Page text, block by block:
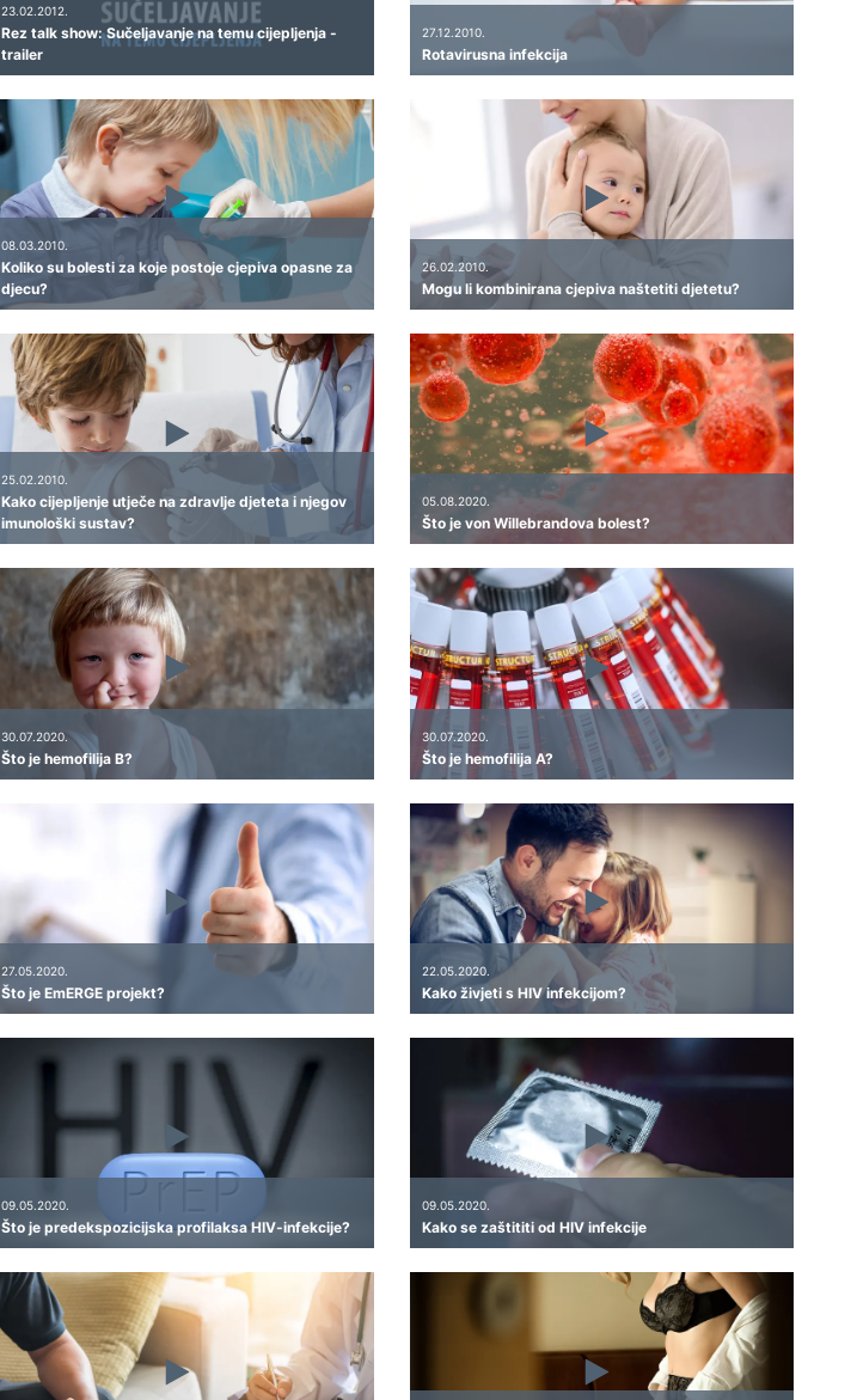
23.02.2012.
Rez talk show: Sučeljavanje na temu cijepljenja -
trailer
27.12.2010.
Rotavirusna infekcija
08.03.2010.
Koliko su bolesti za koje postoje cjepiva opasne za
djecu?
26.02.2010.
Mogu li kombinirana cjepiva naštetiti djetetu?
25.02.2010.
Kako cijepljenje utječe na zdravlje djeteta i njegov
imunološki sustav?
05.08.2020.
Što je von Willebrandova bolest?
30.07.2020.
Što je hemofilija B?
30.07.2020.
Što je hemofilija A?
27.05.2020.
Što je EmERGE projekt?
22.05.2020.
Kako živjeti s HIV infekcijom?
09.05.2020.
Što je predekspozicijska profilaksa HIV-infekcije?
09.05.2020.
Kako se zaštititi od HIV infekcije